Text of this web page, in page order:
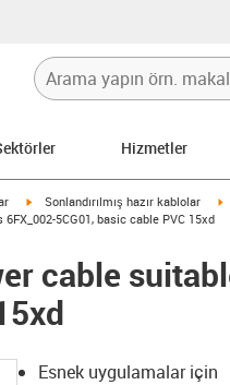
Hizmetler
igus-icon-arrow-right
Sonlandırılmış hazır kablolar
5CG01, basic cable PVC 15xd
cable
Esnek uygulamalar için